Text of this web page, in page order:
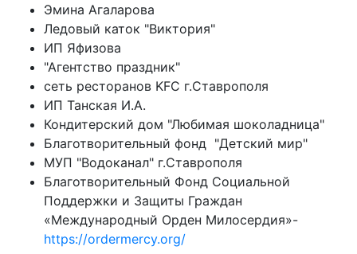
Эмина Агаларова
Ледовый каток "Виктория"
ИП Яфизова
"Агентство праздник"
сеть ресторанов KFC г.Ставрополя
ИП Танская И.А.
Кондитерский дом "Любимая шоколадница"
Благотворительный фонд "Детский мир"
МУП "Водоканал" г.Ставрополя
Благотворительный Фонд Социальной
Поддержки и Защиты Граждан
«Международный Орден Милосердия»-
https://ordermercy.org/